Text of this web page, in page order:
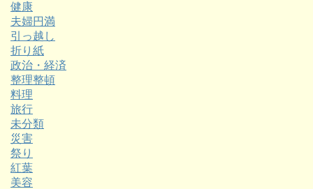
健康
夫婦円満
引っ越し
折り紙
政治・経済
整理整頓
料理
旅行
未分類
災害
祭り
紅葉
美容